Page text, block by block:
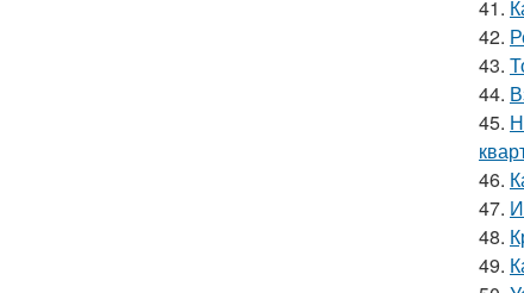
41.
42.
43.
44.
45.
46.
47.
48.
49.